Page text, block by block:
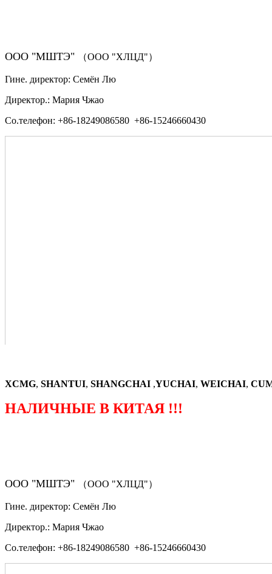
ООО "МШТЭ" （ООО "ХЛЦД"）
Гине. директор: Семён Лю
Директор.: Мария Чжао
Со.телефон: +86-18249086580 +86-15246660430
XCMG, SHANTUI, SHANGCHAI ,YUCHAI, WEICHAI,
НАЛИЧНЫЕ В КИТАЯ !!!
ООО "МШТЭ" （ООО "ХЛЦД"）
Гине. директор: Семён Лю
Директор.: Мария Чжао
Со.телефон: +86-18249086580 +86-15246660430